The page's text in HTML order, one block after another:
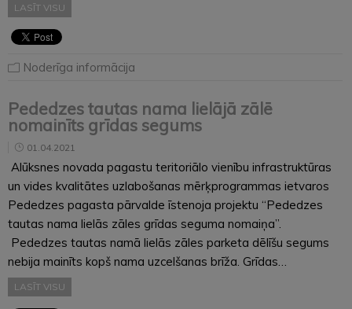
LASĪT VISU
Noderīga informācija
Pededzes tautas nama lielājā zālē
nomainīts grīdas segums
01.04.2021
Alūksnes novada pagastu teritoriālo vienību infrastruktūras
un vides kvalitātes uzlabošanas mērķprogrammas ietvaros
Pededzes pagasta pārvalde īstenoja projektu “Pededzes
tautas nama lielās zāles grīdas seguma nomaiņa”.
Pededzes tautas namā lielās zāles parketa dēlīšu segums
nebija mainīts kopš nama uzcelšanas brīža. Grīdas…
LASĪT VISU